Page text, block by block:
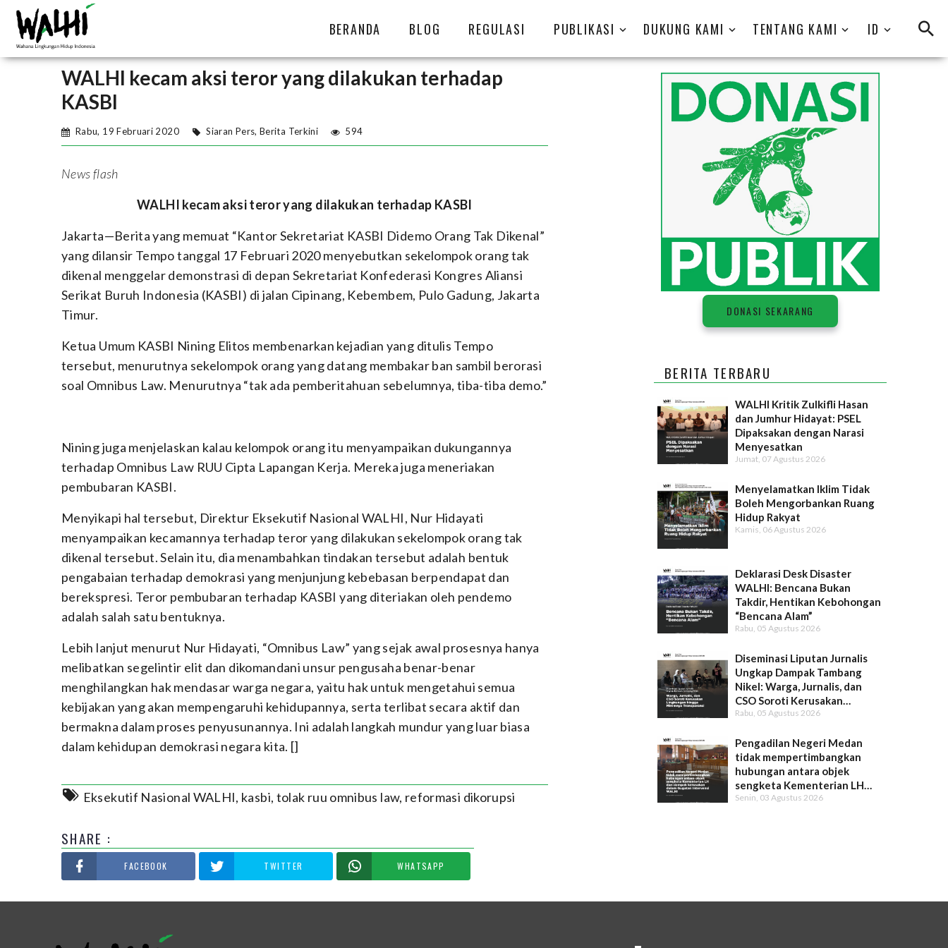
BERANDA BLOG REGULASI PUBLIKASI DUKUNG KAMI TENTANG KAMI ID
WALHI kecam aksi teror yang dilakukan terhadap
KASBI
Rabu, 19 Februari 2020 Siaran Pers, Berita Terkini 594
News flash
WALHI kecam aksi teror yang dilakukan terhadap KASBI
Jakarta—Berita yang memuat “Kantor Sekretariat KASBI Didemo Orang Tak Dikenal”
yang dilansir Tempo tanggal 17 Februari 2020 menyebutkan sekelompok orang tak
dikenal menggelar demonstrasi di depan Sekretariat Konfederasi Kongres Aliansi
Serikat Buruh Indonesia (KASBI) di jalan Cipinang, Kebembem, Pulo Gadung, Jakarta
Timur.
Ketua Umum KASBI Nining Elitos membenarkan kejadian yang ditulis Tempo
tersebut, menurutnya sekelompok orang yang datang membakar ban sambil berorasi
soal Omnibus Law. Menurutnya “tak ada pemberitahuan sebelumnya, tiba-tiba demo.”
Nining juga menjelaskan kalau kelompok orang itu menyampaikan dukungannya
terhadap Omnibus Law RUU Cipta Lapangan Kerja. Mereka juga meneriakan
pembubaran KASBI.
Menyikapi hal tersebut, Direktur Eksekutif Nasional WALHI, Nur Hidayati
menyampaikan kecamannya terhadap teror yang dilakukan sekelompok orang tak
dikenal tersebut. Selain itu, dia menambahkan tindakan tersebut adalah bentuk
pengabaian terhadap demokrasi yang menjunjung kebebasan berpendapat dan
berekspresi. Teror pembubaran terhadap KASBI yang diteriakan oleh pendemo
adalah salah satu bentuknya.
Lebih lanjut menurut Nur Hidayati, “Omnibus Law” yang sejak awal prosesnya hanya
melibatkan segelintir elit dan dikomandani unsur pengusaha benar-benar
menghilangkan hak mendasar warga negara, yaitu hak untuk mengetahui semua
kebijakan yang akan mempengaruhi kehidupannya, serta terlibat secara aktif dan
bermakna dalam proses penyusunannya. Ini adalah langkah mundur yang luar biasa
dalam kehidupan demokrasi negara kita. []
Eksekutif Nasional WALHI, kasbi, tolak ruu omnibus law, reformasi dikorupsi
SHARE :
FACEBOOK TWITTER WHATSAPP
DONASI SEKARANG
BERITA TERBARU
WALHI Kritik Zulkifli Hasan
dan Jumhur Hidayat: PSEL
Dipaksakan dengan Narasi
Menyesatkan
Jumat, 07 Agustus 2026
Menyelamatkan Iklim Tidak
Boleh Mengorbankan Ruang
Hidup Rakyat
Kamis, 06 Agustus 2026
Deklarasi Desk Disaster
WALHI: Bencana Bukan
Takdir, Hentikan Kebohongan
“Bencana Alam”
Rabu, 05 Agustus 2026
Diseminasi Liputan Jurnalis
Ungkap Dampak Tambang
Nikel: Warga, Jurnalis, dan
CSO Soroti Kerusakan
Lingkungan hingga Minimnya
Rabu, 05 Agustus 2026
Pengadilan Negeri Medan
tidak mempertimbangkan
hubungan antara objek
sengketa Kementerian LH
dan dampak kerusakan dalam
Senin, 03 Agustus 2026